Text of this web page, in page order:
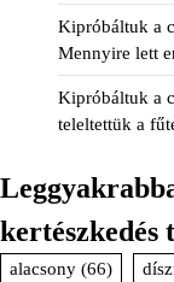
Kipróbáltuk a
Mennyire lett
Kipróbáltuk a
teleltettük a
kertészkedés
alacsony (66)